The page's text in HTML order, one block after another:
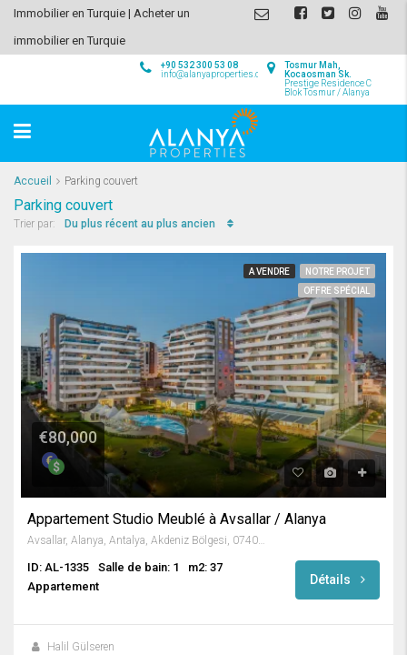
Immobilier en Turquie | Acheter un
immobilier en Turquie
Tosmur Mah,
Kocaosman Sk.
Prestige Residence C
Blok Tosmur / Alanya
+90 532 300 53 08
info@alanyaproperties.com
Accueil Parking couvert
Parking couvert
Trier par: Du plus récent au plus ancien
A VENDRE
NOTRE PROJET
OFFRE SPÉCIAL
€80,000
Appartement Studio Meublé à Avsallar / Alanya
Avsallar, Alanya, Antalya, Akdeniz Bölgesi, 07407, Türkiye
ID: AL-1335 Salle de bain: 1
m2: 37
Appartement
Détails
Halil Gülseren